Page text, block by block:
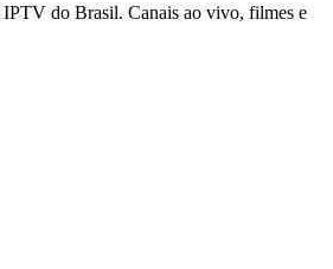
do Brasil. Canais ao vivo, filmes e